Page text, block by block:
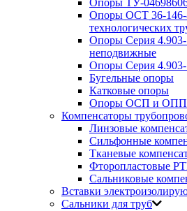
Опоры ТУ-
Опоры ОСТ 36-146-
технологических
Опоры Серия
неподвижные
Опоры Серия
Бугельные опоры
Катковые опоры
Опоры ОСП и ОПП
Компенсаторы
Линзовые
Сильфонные
Тканевые
Фторопластовые
Сальниковые
Вставки
Сальники для труб